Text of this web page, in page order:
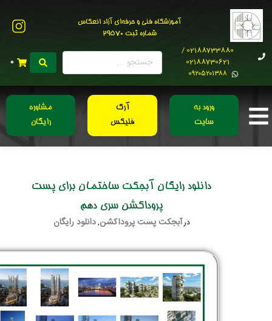
آموزشگاه فنی و حرفه‌ای آزاد انعکاس
شماره ثبت 29570
02188733880 /
02188730621
0۹۲۰۵۲۰۱۳۸۸
0
ورود به
سایت
آرک
فلیکس
مشاوره
رایگان
دانلود رایگان آبجکت ساختمان برای پست
پروداکشن سری دهم
درآبجکت پست پروداکشن,دانلود رایگان